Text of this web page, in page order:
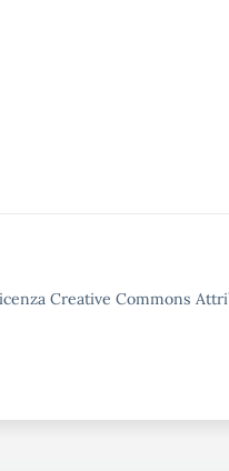
Creative Commons